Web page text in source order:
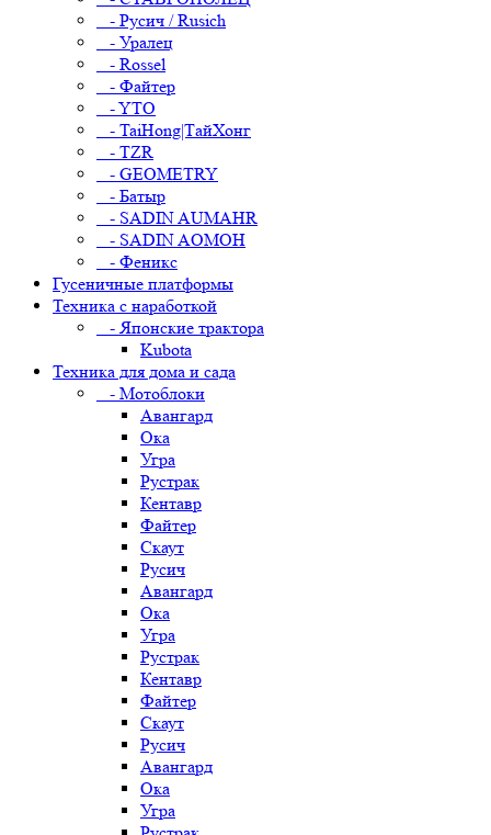
- Русич / Rusich
- Уралец
- Rossel
- Файтер
- YTO
- TaiHong|ТайХонг
- TZR
- GEOMETRY
- Батыр
- SADIN AUMAHR
- SADIN AOMOH
- Феникс
Гусеничные платформы
Техника с наработкой
- Японские трактора
Kubota
Техника для дома и сада
- Мотоблоки
Авангард
Ока
Угра
Рустрак
Кентавр
Файтер
Скаут
Русич
Авангард
Ока
Угра
Рустрак
Кентавр
Файтер
Скаут
Русич
Авангард
Ока
Угра